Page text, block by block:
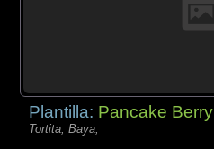
Plantilla: Pancake Berry
Tortita, Baya,